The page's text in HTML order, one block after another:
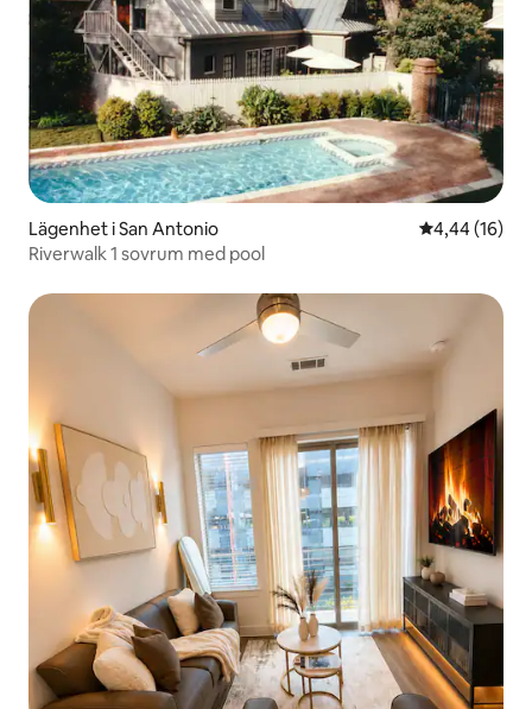
Lägenhet i San Antonio 4,44 av 5 i
4,44 (16)
Riverwalk 1 sovrum med pool